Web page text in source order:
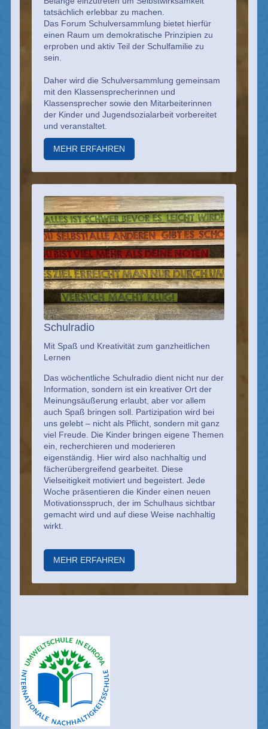
tatsächlich erlebbar zu machen.
Das Forum Schulversammlung bietet hierfür
einen Raum um demokratische Prinzipien zu
erproben und aktiv Teil der Schulfamilie zu
sein.
Daher wird die Schulversammlung gemeinsam
mit den Klassensprecherinnen und
Klassensprecher sowie den Mitarbeiterinnen
der Kinder und Jugendsozialarbeit vorbereitet
und veranstaltet.
MEHR ERFAHREN
Schulradio
Mit Spaß und Kreativität zum ganzheitlichen
Lernen
Das wöchentliche Schulradio dient nicht nur der
Information, sondern ist ein kreativer Ort der
Meinungsäußerung erlaubt, aber vor allem
auch Spaß bringen soll. Partizipation wird bei
uns gelebt – nicht als Pflicht, sondern mit ganz
viel Freude. Die Kinder bringen eigene Themen
ein, recherchieren und moderieren
eigenständig. Hier wird also nachhaltig und
fächerübergreifend gearbeitet. Diese
Vielseitigkeit motiviert und begeistert. Jede
Woche präsentieren die Kinder einen neuen
Motivationsspruch, der im Schulhaus sichtbar
gemacht wird und auf diese Weise nachhaltig
wirkt.
MEHR ERFAHREN